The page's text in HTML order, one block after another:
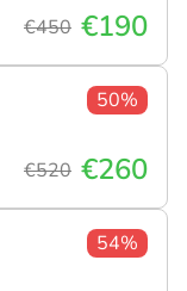
€450 €190
50%
€520 €260
54%